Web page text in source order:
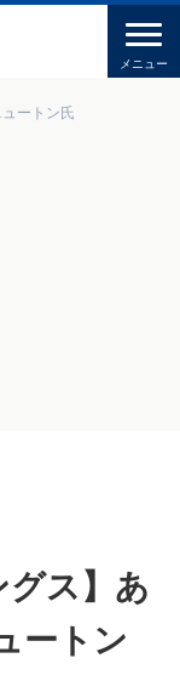
ートン氏
グス】あ
ートン